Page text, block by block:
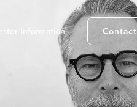
Information Contact